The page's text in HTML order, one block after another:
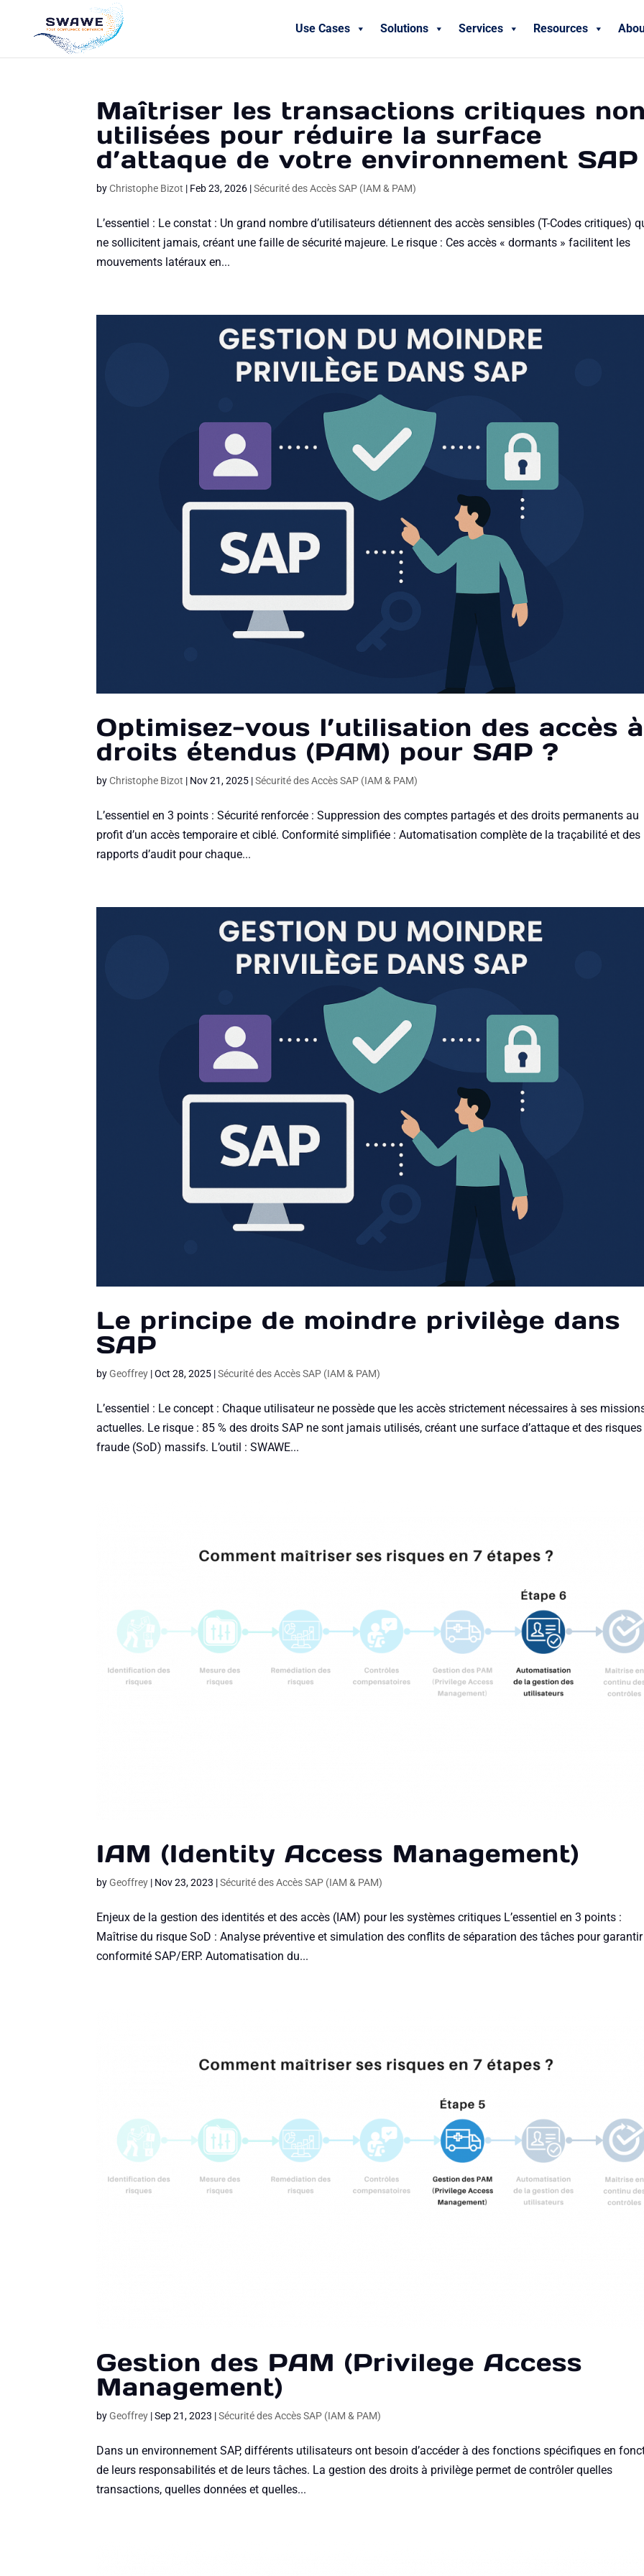
Use Cases Solutions Services Resources
Maîtriser les transactions critiques
utilisées pour réduire la surface
d’attaque de votre environnement SAP
byChristophe Bizot | Feb 23, 2026 |Sécurité des Accès SAP (IAM & PAM)
L’essentiel : Le constat : Un grand nombre d’utilisateurs détiennent des accès sensibles (T-Codes critiques)
ne sollicitent jamais, créant une faille de sécurité majeure. Le risque : Ces accès « dormants » facilitent les
mouvements latéraux en...
Optimisez-vous l’utilisation des accès à
droits étendus (PAM) pour SAP ?
byChristophe Bizot | Nov 21, 2025 |Sécurité des Accès SAP (IAM & PAM)
L’essentiel en 3 points : Sécurité renforcée : Suppression des comptes partagés et des droits permanents au
profit d’un accès temporaire et ciblé. Conformité simplifiée : Automatisation complète de la traçabilité et des
rapports d’audit pour chaque...
Le principe de moindre privilège dans
SAP
byGeoffrey |Oct 28, 2025 |Sécurité des Accès SAP (IAM & PAM)
L’essentiel : Le concept : Chaque utilisateur ne possède que les accès strictement nécessaires à ses
actuelles. Le risque : 85 % des droits SAP ne sont jamais utilisés, créant une surface d’attaque et des
fraude (SoD) massifs. L’outil : SWAWE...
IAM (Identity Access Management)
byGeoffrey | Nov 23, 2023 |Sécurité des Accès SAP (IAM & PAM)
Enjeux de la gestion des identités et des accès (IAM) pour les systèmes critiques L’essentiel en 3 points :
Maîtrise du risque SoD : Analyse préventive et simulation des conflits de séparation des tâches pour
conformité SAP/ERP. Automatisation du...
Gestion des PAM (Privilege Access
Management)
byGeoffrey |Sep 21, 2023 |Sécurité des Accès SAP (IAM & PAM)
Dans un environnement SAP, différents utilisateurs ont besoin d’accéder à des fonctions spécifiques en
de leurs responsabilités et de leurs tâches. La gestion des droits à privilège permet de contrôler quelles
transactions, quelles données et quelles...